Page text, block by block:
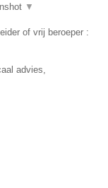
▼
of vrij beroeper :
advies,